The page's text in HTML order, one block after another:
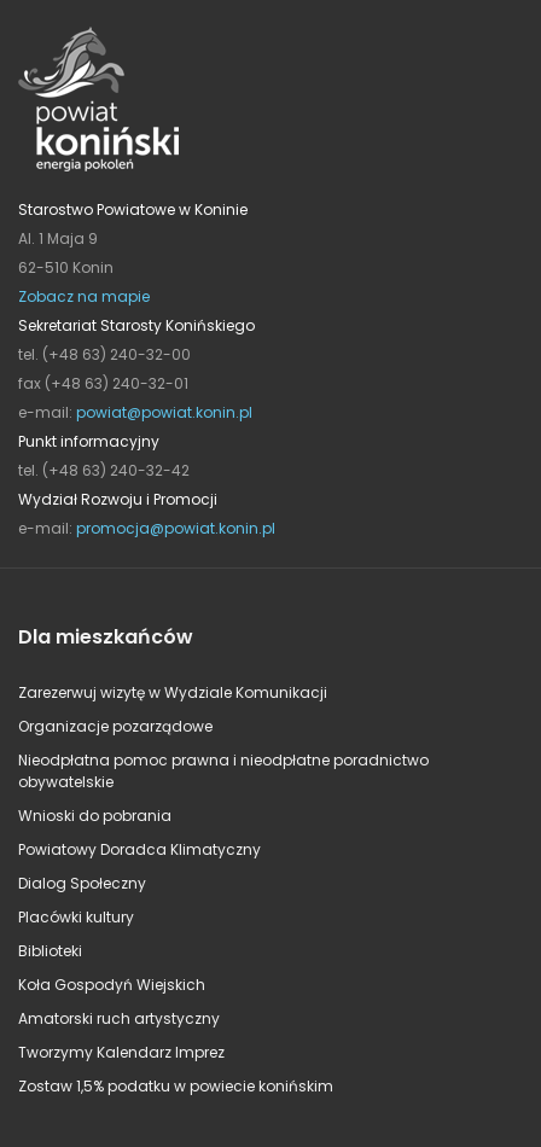
Starostwo Powiatowe w Koninie
Al. 1 Maja 9
62-510 Konin
Zobacz na mapie
Sekretariat Starosty Konińskiego
tel. (+48 63) 240-32-00
fax (+48 63) 240-32-01
e-mail: powiat@powiat.konin.pl
Punkt informacyjny
tel. (+48 63) 240-32-42
Wydział Rozwoju i Promocji
e-mail: promocja@powiat.konin.pl
Dla mieszkańców
Zarezerwuj wizytę w Wydziale Komunikacji
Organizacje pozarządowe
Nieodpłatna pomoc prawna i nieodpłatne poradnictwo
obywatelskie
Wnioski do pobrania
Powiatowy Doradca Klimatyczny
Dialog Społeczny
Placówki kultury
Biblioteki
Koła Gospodyń Wiejskich
Amatorski ruch artystyczny
Tworzymy Kalendarz Imprez
Zostaw 1,5% podatku w powiecie konińskim